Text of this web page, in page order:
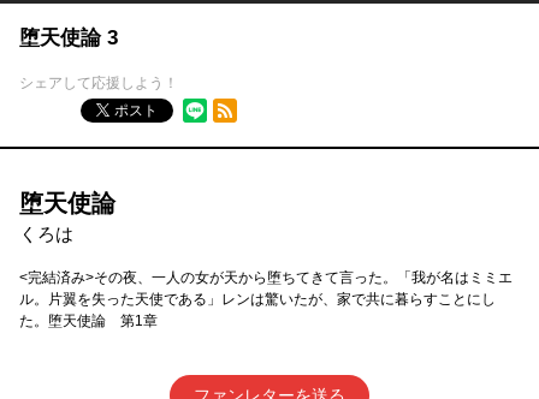
堕天使論 3
シェアして応援しよう！
ポスト
RSSフィード
堕天使論
くろは
<完結済み>その夜、一人の女が天から堕ちてきて言った。「我が名はミミエ
ル。片翼を失った天使である」レンは驚いたが、家で共に暮らすことにし
た。堕天使論 第1章